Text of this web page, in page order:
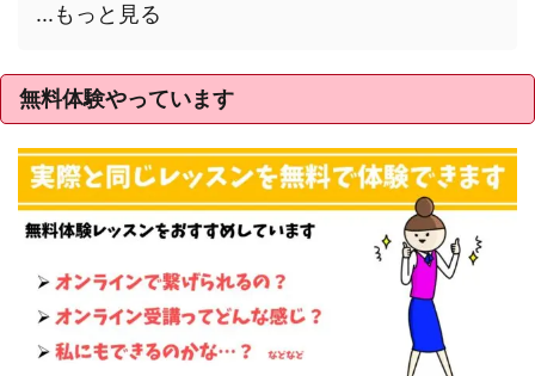
...もっと見る
無料体験やっています